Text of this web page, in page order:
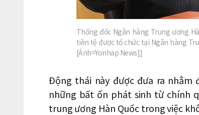
Thống đốc Ngân hàng Trung ương
tiền tệ được tổ chức tại Ngân hàng
[Ảnh=Yonhap News]]
Động thái này được đưa ra
những bất ổn phát sinh từ chính
trung ương Hàn Quốc trong việc